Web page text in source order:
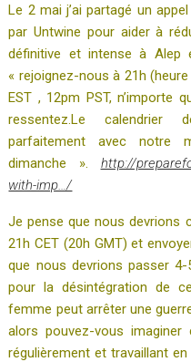
Le 2 mai j’ai partagé un
par Untwine pour aider à
définitive et intense à Alep
« rejoignez-nous à 21h
EST , 12pm PST, n’importe
ressentez.Le calendrier
parfaitement avec notre
dimanche ».
http://
with-imp…/
Je pense que nous devrions
21h CET (20h GMT) et
que nous devrions passer
pour la désintégration de
femme peut arrêter une
alors pouvez-vous
régulièrement et travaillant